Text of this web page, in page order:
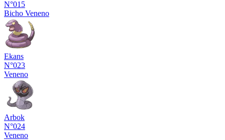
N°015
Bicho Veneno
Ekans
N°023
Veneno
Arbok
N°024
Veneno